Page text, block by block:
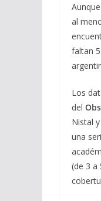
al
faltan
Los
del
Nistal
una
(de 3 a